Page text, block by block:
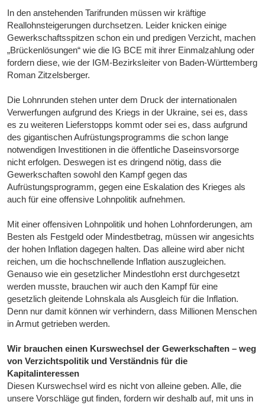
In den anstehenden Tarifrunden müssen wir kräftige
Reallohnsteigerungen durchsetzen. Leider knicken einige
Gewerkschaftsspitzen schon ein und predigen Verzicht, machen
„Brückenlösungen“ wie die IG BCE mit ihrer Einmalzahlung oder
fordern diese, wie der IGM-Bezirksleiter von Baden-Württemberg
Roman Zitzelsberger.
Die Lohnrunden stehen unter dem Druck der internationalen
Verwerfungen aufgrund des Kriegs in der Ukraine, sei es, dass
es zu weiteren Lieferstopps kommt oder sei es, dass aufgrund
des gigantischen Aufrüstungsprogramms die schon lange
notwendigen Investitionen in die öffentliche Daseinsvorsorge
nicht erfolgen. Deswegen ist es dringend nötig, dass die
Gewerkschaften sowohl den Kampf gegen das
Aufrüstungsprogramm, gegen eine Eskalation des Krieges als
auch für eine offensive Lohnpolitik aufnehmen.
Mit einer offensiven Lohnpolitik und hohen Lohnforderungen, am
Besten als Festgeld oder Mindestbetrag, müssen wir angesichts
der hohen Inflation dagegen halten. Das alleine wird aber nicht
reichen, um die hochschnellende Inflation auszugleichen.
Genauso wie ein gesetzlicher Mindestlohn erst durchgesetzt
werden musste, brauchen wir auch den Kampf für eine
gesetzlich gleitende Lohnskala als Ausgleich für die Inflation.
Denn nur damit können wir verhindern, dass Millionen Menschen
in Armut getrieben werden.
Wir brauchen einen Kurswechsel der Gewerkschaften – weg
von Verzichtspolitik und Verständnis für die
Kapitalinteressen
Diesen Kurswechsel wird es nicht von alleine geben. Alle, die
unsere Vorschläge gut finden, fordern wir deshalb auf, mit uns in